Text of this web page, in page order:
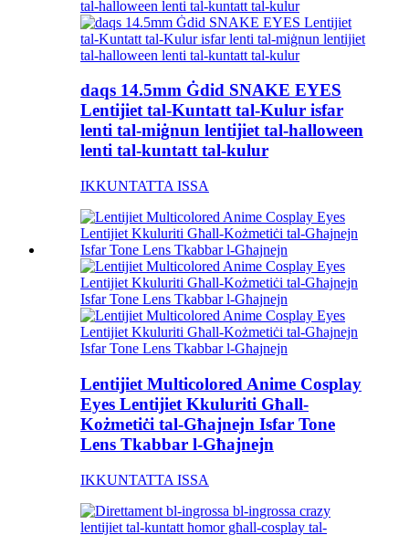
daqs 14.5mm Ġdid SNAKE EYES
Lentijiet tal-Kuntatt tal-Kulur isfar
lenti tal-miġnun lentijiet tal-halloween
lenti tal-kuntatt tal-kulur
IKKUNTATTA ISSA
Lentijiet Multicolored Anime Cosplay
Eyes Lentijiet Kkuluriti Għall-
Kożmetiċi tal-Għajnejn Isfar Tone
Lens Tkabbar l-Għajnejn
IKKUNTATTA ISSA